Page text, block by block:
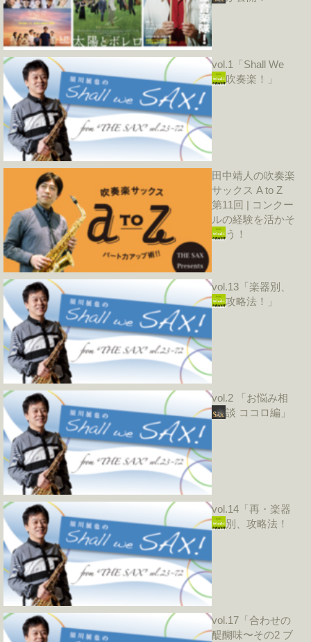
vol.1「Shall We
吹奏楽！」
田中靖人の吹奏楽
サックス A to Z
第11回 | コンクー
ルの経験を活かそ
う！
vol.13「楽器別、
攻略法！」
vol.2 「お悩み相
談 ココロ編」
vol.14「再・楽器
別、攻略法！
vol.17「合わせの
醍醐味〜その2 ブ